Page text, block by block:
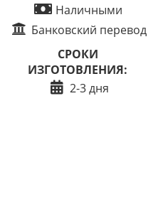
Наличными
Банковский перевод
СРОКИ
ИЗГОТОВЛЕНИЯ:
2-3 дня